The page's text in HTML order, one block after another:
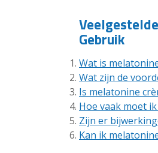
Gebruik
Wat is
Wat zijn de
Is melatonine
Hoe vaak moet
Zijn er
Kan ik